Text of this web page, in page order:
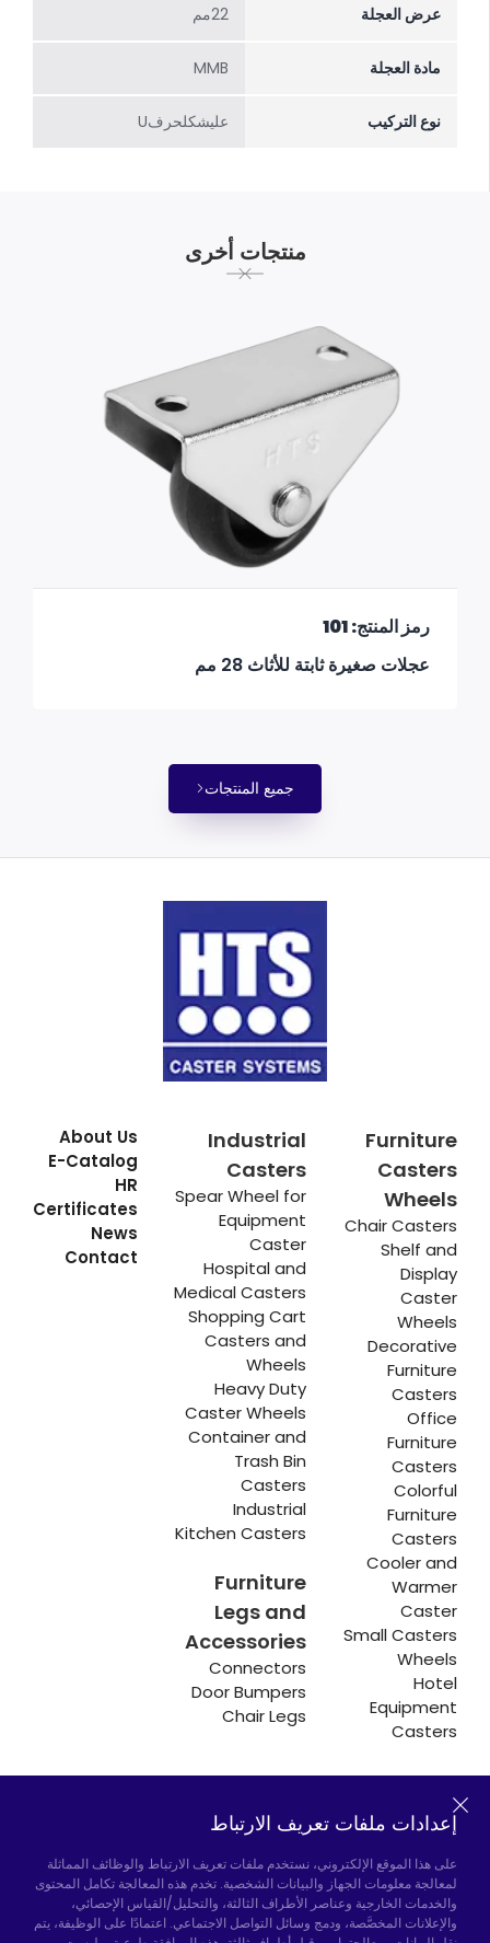
عرض العجلة 22مم
مادة العجلة MMB
نوع التركيب علیشکلحرفU
منتجات أخرى
رمز المنتج: 101
عجلات صغيرة ثابتة للأثاث 28 مم
جميع المنتجات
Furniture
Casters
Wheels
Chair Casters
Shelf and
Display
Caster
Wheels
Decorative
Furniture
Casters
Office
Furniture
Casters
Colorful
Furniture
Casters
Cooler and
Warmer
Caster
Small Casters
Wheels
Hotel
Equipment
Casters
Industrial
Casters
Spear Wheel for
Equipment
Caster
Hospital and
Medical Casters
Shopping Cart
Casters and
Wheels
Heavy Duty
Caster Wheels
Container and
Trash Bin
Casters
Industrial
Kitchen Casters
Furniture
Legs and
Accessories
Connectors
Door Bumpers
Chair Legs
About Us
E-Catalog
HR
Certificates
News
Contact
Hadımköy المصنع:
Atatürk Industrial Zone,
Arnavutköy/Istanbul
الهاتف:+90 212 640 66 46
إعدادات ملفات تعريف الارتباط
على هذا الموقع الإلكتروني، نستخدم ملفات تعريف الارتباط والوظائف المماثلة
لمعالجة معلومات الجهاز والبيانات الشخصية. تخدم هذه المعالجة تكامل المحتوى
والخدمات الخارجية وعناصر الأطراف الثالثة، والتحليل/القياس الإحصائي،
والإعلانات المخصَّصة، ودمج وسائل التواصل الاجتماعي. اعتمادًا على الوظيفة، يتم